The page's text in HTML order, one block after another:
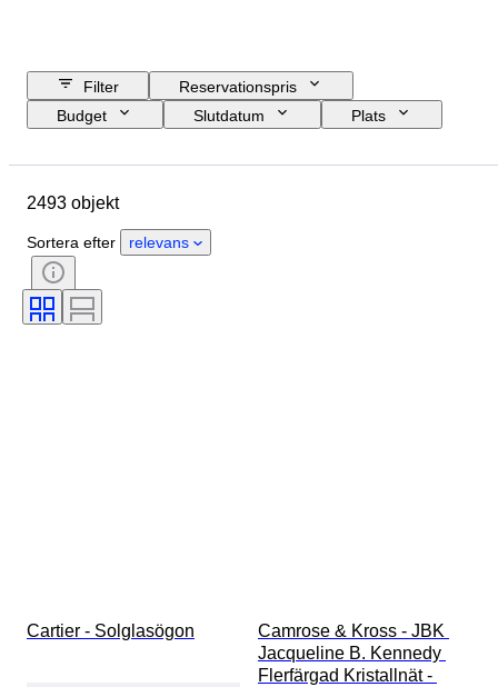
Filter
Reservationspris
Budget
Slutdatum
Plats
Kön
Certifiering
Stil
Färg
Slipning
Mönster
2493 objekt
Sortera efter relevans
Cartier - Solglasögon
Camrose & Kross - JBK
Jacqueline B. Kennedy
Flerfärgad Kristallnät -